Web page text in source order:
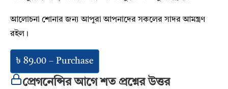
আলোচনা শোনার জন্য আপুরা আপনাদের সকলের সাদর আমন্ত্রণ
রইল।
৳ 89.00 – Purchase
প্রেগনেন্সির আগে শত প্রশ্নের উত্তর